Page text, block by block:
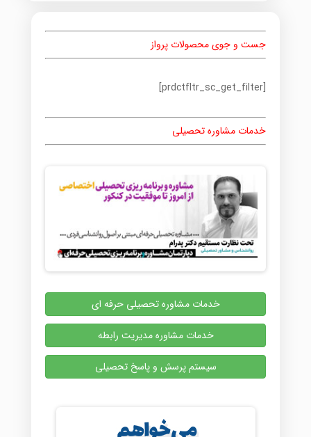
جست و جوی محصولات پرواز
[prdctfltr_sc_get_filter]
خدمات مشاوره تحصیلی
خدمات مشاوره تحصیلی حرفه ای
خدمات مشاوره مدیریت رابطه
سیستم پرسش و پاسخ تحصیلی